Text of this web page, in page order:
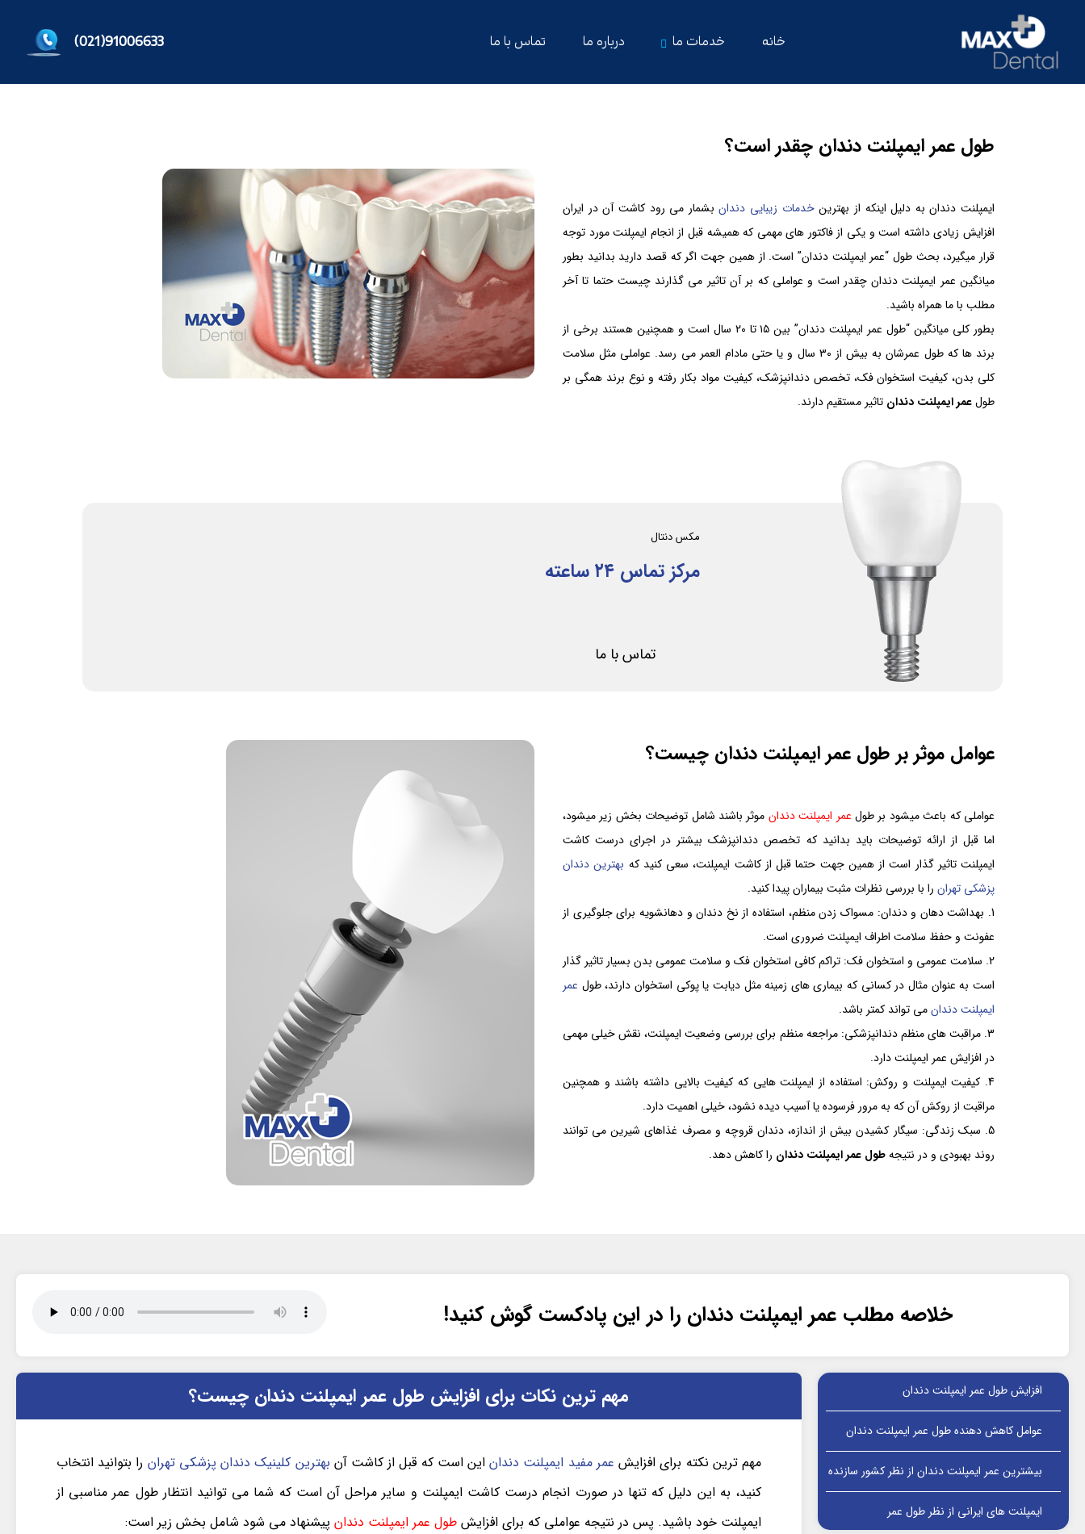
خانه خدمات ما درباره ما تماس با ما 91006633(021)
طول عمر ایمپلنت دندان چقدر است؟
ایمپلنت دندان به دلیل اینکه از بهترینخدمات زیبایی دندانبشمار می رود کاشت آن در ایران
افزایش زیادی داشته است و یکی از فاکتور های مهمی که همیشه قبل از انجام ایمپلنت مورد توجه
قرار میگیرد، بحث طول “عمر ایمپلنت دندان” است. از همین جهت اگر که قصد دارید بدانید بطور
میانگین عمر ایمپلنت دندان چقدر است و عواملی که بر آن تاثیر می گذارند چیست حتما تا آخر
مطلب با ما همراه باشید.
بطور کلی میانگین “طول عمر ایمپلنت دندان” بین ۱۵ تا ۲۰ سال است و همچنین هستند برخی از
برند ها که طول عمرشان به بیش از ۳۰ سال و یا حتی مادام العمر می رسد. عواملی مثل سلامت
کلی بدن، کیفیت استخوان فک، تخصص دندانپزشک، کیفیت مواد بکار رفته و نوع برند همگی بر
طولعمر ایمپلنت دندان تاثیر مستقیم دارند.
مکس دنتال
مرکز تماس ۲۴ ساعته
تماس با ما
عوامل موثر بر طول عمر ایمپلنت دندان چیست؟
عواملی که باعث میشود بر طولعمر ایمپلنت دندان موثر باشند شامل توضیحات بخش زیر میشود،
اما قبل از ارائه توضیحات باید بدانید که تخصص دندانپزشک بیشتر در اجرای درست کاشت
ایمپلنت تاثیر گذار است از همین جهت حتما قبل از کاشت ایمپلنت، سعی کنید که بهترین دندان
پزشکی تهران را با بررسی نظرات مثبت بیماران پیدا کنید.
بهداشت دهان و دندان: مسواک زدن منظم، استفاده از نخ دندان و دهانشویه برای جلوگیری از
عفونت و حفظ سلامت اطراف ایمپلنت ضروری است.
سلامت عمومی و استخوان فک: تراکم کافی استخوان فک و سلامت عمومی بدن بسیار تاثیر گذار
است به عنوان مثال در کسانی که بیماری های زمینه مثل دیابت یا پوکی استخوان دارند، طول عمر
ایمپلنت دندانمی تواند کمتر باشد.
مراقبت های منظم دندانپزشکی: مراجعه منظم برای بررسی وضعیت ایمپلنت، نقش خیلی مهمی
در افزایش عمر ایمپلنت دارد.
کیفیت ایمپلنت و روکش: استفاده از ایمپلنت هایی که کیفیت بالایی داشته باشند و همچنین
مراقبت از روکش آن که به مرور فرسوده یا آسیب دیده نشود، خیلی اهمیت دارد.
سبک زندگی: سیگار کشیدن بیش از اندازه، دندان قروچه و مصرف غذاهای شیرین می توانند
روند بهبودی و در نتیجهطول عمر ایمپلنت دندان را کاهش دهد.
خلاصه مطلب عمر ایمپلنت دندان را در این پادکست گوش کنید!
افزایش طول عمر ایمپلنت دندان
عوامل کاهش دهنده طول عمر ایمپلنت دندان
بیشترین عمر ایمپلنت دندان از نظر کشور سازنده
ایمپلنت های ایرانی از نظر طول عمر
مهم ترین نکات برای افزایش طول عمر ایمپلنت دندان چیست؟
مهم ترین نکته برای افزایش عمر مفید ایمپلنت دنداناین است که قبل از کاشت آن بهترین کلینیک دندان پزشکی تهران را بتوانید انتخاب
کنید، به این دلیل که تنها در صورت انجام درست کاشت ایمپلنت و سایر مراحل آن است که شما می توانید انتظار طول عمر مناسبی از
ایمپلنت خود باشید. پس در نتیجه عواملی که برای افزایش طول عمر ایمپلنت دندان پیشنهاد می شود شامل بخش زیر است: